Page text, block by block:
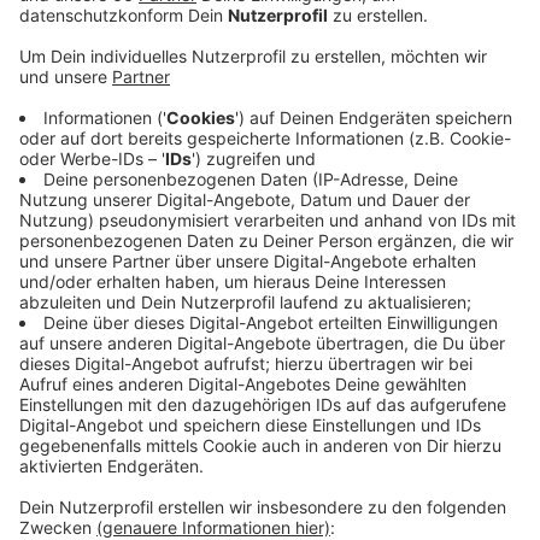
Veröffentlicht:Dienstag, 18.06.2019 12:19
Anzeige
Dreieinhalb Wochen sind es noch bis zum
Kirmesauftakt. Besonders viel zu tun haben bis dahin
die Betreiber der weltgrößten transportablen
Achterbahn mit Fünfer-Looping. Die ersten Einzelteile
sind mittlerweile schon in Oberkassel angekommen.
Ebenso die Trucks für das große Riesenrad und das
Tiroler Dorf. In den nächsten Tagen werden sich die
Rheinwiesen weiter füllen. Dieses Jahr wird es auf der
Kirmes unter anderem einige neue Kinder- und
Familienattraktionen geben.
https://groesstekirmesamrhein.de/news/
Anzeige